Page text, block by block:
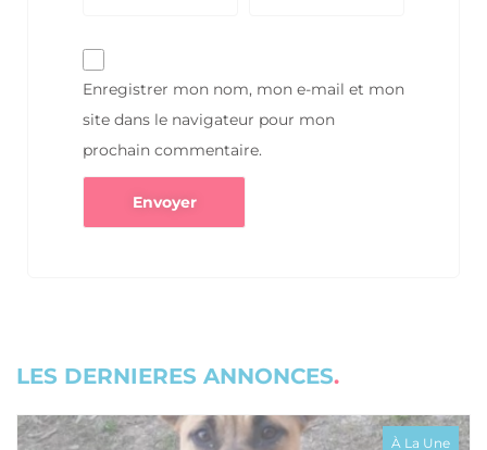
Enregistrer mon nom, mon e-mail et mon
site dans le navigateur pour mon
prochain commentaire.
LES DERNIERES ANNONCES
À La Une